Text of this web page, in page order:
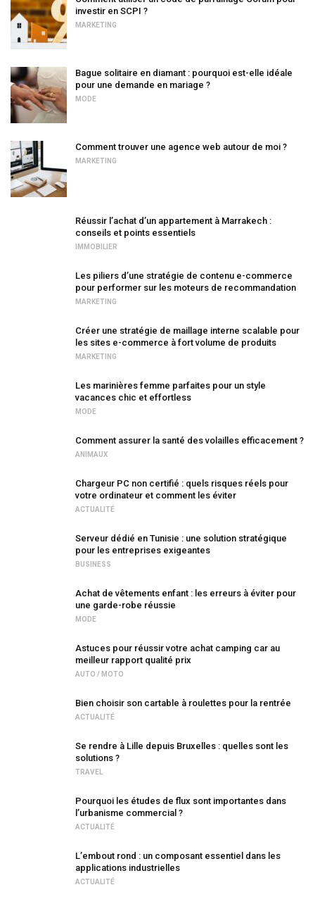
investir en SCPI ?
MARKETING
Bague solitaire en diamant : pourquoi est-elle idéale
pour une demande en mariage ?
MODE
Comment trouver une agence web autour de moi ?
MARKETING
Réussir l’achat d’un appartement à Marrakech :
conseils et points essentiels
IMMOBILIER
Les piliers d’une stratégie de contenu e-commerce
pour performer sur les moteurs de recommandation
MARKETING
Créer une stratégie de maillage interne scalable pour
les sites e-commerce à fort volume de produits
MARKETING
Les marinières femme parfaites pour un style
vacances chic et effortless
MODE
Comment assurer la santé des volailles efficacement ?
ANIMAUX
Chargeur PC non certifié : quels risques réels pour
votre ordinateur et comment les éviter
ACTUALITÉ
Serveur dédié en Tunisie : une solution stratégique
pour les entreprises exigeantes
BUSINESS
Achat de vêtements enfant : les erreurs à éviter pour
une garde-robe réussie
MODE
Astuces pour réussir votre achat camping car au
meilleur rapport qualité prix
AUTO / MOTO
Bien choisir son cartable à roulettes pour la rentrée
ACTUALITÉ
Se rendre à Lille depuis Bruxelles : quelles sont les
solutions ?
TRAVEL
Pourquoi les études de flux sont importantes dans
l’urbanisme commercial ?
ACTUALITÉ
L’embout rond : un composant essentiel dans les
applications industrielles
ACTUALITÉ